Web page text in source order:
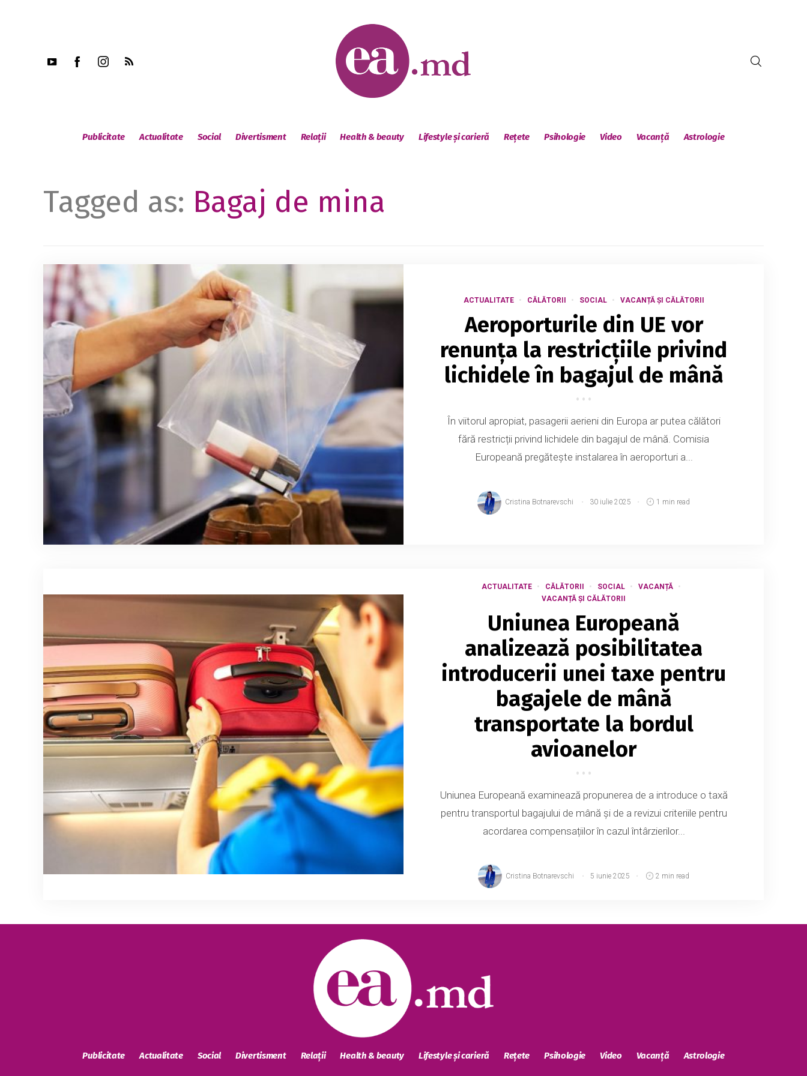
Publicitate Actualitate Social Divertisment Relații Health & beauty Lifestyle și carieră Rețete Psihologie Video Vacanță Astrologie
Tagged as: Bagaj de mina
ACTUALITATE CĂLĂTORII SOCIAL VACANȚĂ ȘI CĂLĂTORII
Aeroporturile din UE vor
renunța la restricțiile privind
lichidele în bagajul de mână
În viitorul apropiat, pasagerii aerieni din Europa ar putea călători
fără restricții privind lichidele din bagajul de mână. Comisia
Europeană pregătește instalarea în aeroporturi a...
Cristina Botnarevschi 30 iulie 2025 1 min read
ACTUALITATE CĂLĂTORII SOCIAL
VACANȚĂ
VACANȚĂ ȘI CĂLĂTORII
Uniunea Europeană
analizează posibilitatea
introducerii unei taxe pentru
bagajele de mână
transportate la bordul
avioanelor
Uniunea Europeană examinează propunerea de a introduce o taxă
pentru transportul bagajului de mână și de a revizui criteriile pentru
acordarea compensațiilor în cazul întârzierilor...
Cristina Botnarevschi 5 iunie 2025 2 min read
Publicitate Actualitate Social Divertisment Relații Health & beauty Lifestyle și carieră Rețete Psihologie Video Vacanță Astrologie